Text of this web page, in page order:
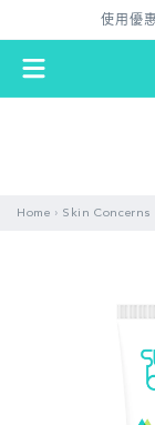
容
使用優
Home › Skin Concerns